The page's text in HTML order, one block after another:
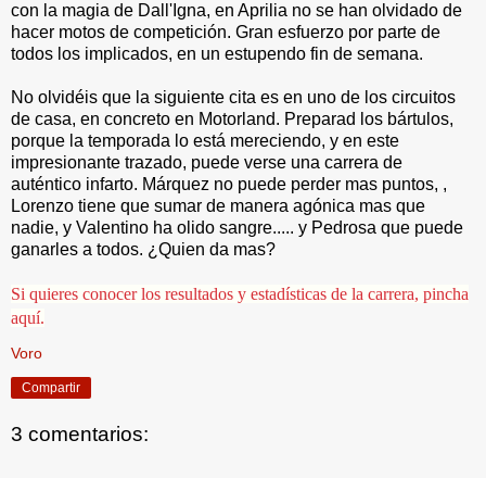
con la magia de Dall'Igna, en Aprilia no se han olvidado de
hacer motos de competición. Gran esfuerzo por parte de
todos los implicados, en un estupendo fin de semana.
No olvidéis que la siguiente cita es en uno de los circuitos
de casa, en concreto en Motorland. Preparad los bártulos,
porque la temporada lo está mereciendo, y en este
impresionante trazado, puede verse una carrera de
auténtico infarto. Márquez no puede perder mas puntos, ,
Lorenzo tiene que sumar de manera agónica mas que
nadie, y Valentino ha olido sangre..... y Pedrosa que puede
ganarles a todos. ¿Quien da mas?
Si quieres conocer los resultados y estadísticas de la carrera, pincha
aquí.
Voro
Compartir
3 comentarios: